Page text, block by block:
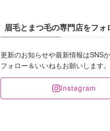
眉毛とまつ毛の専門店をフォ
更新のお知らせや最新情報はSNSか
フォロー＆いいねもお願いします。
Instagram